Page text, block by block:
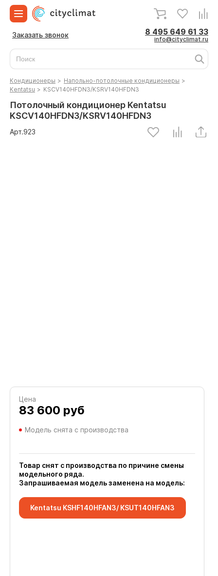
Заказать звонок 8 495 649 61 33
info@cityclimat.ru
Кондиционеры > Напольно-потолочные кондиционеры >
Kentatsu > KSCV140HFDN3/KSRV140HFDN3
Потолочный кондиционер Kentatsu
KSCV140HFDN3/KSRV140HFDN3
Арт.923
Цена
83 600 руб
Модель снята с производства
Товар снят с производства по причине смены
модельного ряда.
Запрашиваемая модель заменена на модель:
Kentatsu KSHF140HFAN3/ KSUT140HFAN3